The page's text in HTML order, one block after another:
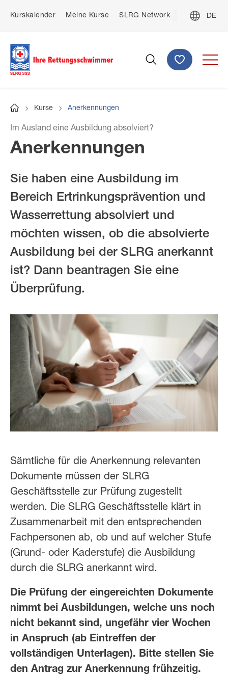
zumKurskalender Meine Kurse SLRG Network Kontakt
Suche Spenden
StartseiteKurse Anerkennungen
Im Ausland eine Ausbildung absolviert?
Anerkennungen
Sie haben eine Ausbildung im
Bereich Ertrinkungsprävention und
Wasserrettung absolviert und
möchten wissen, ob die absolvierte
Ausbildung bei der SLRG anerkannt
ist? Dann beantragen Sie eine
Überprüfung.
Sämtliche für die Anerkennung relevanten
Dokumente müssen der SLRG
Geschäftsstelle zur Prüfung zugestellt
werden. Die SLRG Geschäftsstelle klärt in
Zusammenarbeit mit den entsprechenden
Fachpersonen ab, ob und auf welcher Stufe
(Grund- oder Kaderstufe) die Ausbildung
durch die SLRG anerkannt wird.
Die Prüfung der eingereichten Dokumente
nimmt bei Ausbildungen, welche uns noch
nicht bekannt sind, ungefähr vier Wochen
in Anspruch (ab Eintreffen der
vollständigen Unterlagen). Bitte stellen Sie
den Antrag zur Anerkennung frühzeitig.